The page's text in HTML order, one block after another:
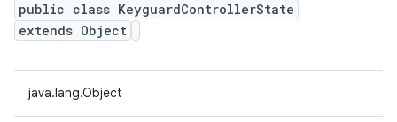
public class KeyguardControllerState
extends Object
java.lang.Object